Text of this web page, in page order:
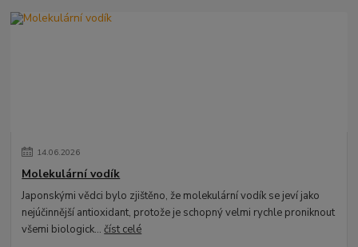
14.06.2026
Molekulární vodík
Japonskými vědci bylo zjištěno, že molekulární vodík se jeví jako
nejúčinnější antioxidant, protože je schopný velmi rychle proniknout
všemi biologick...číst celé